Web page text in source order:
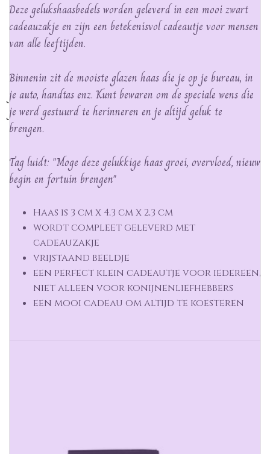
Deze gelukshaasbedels worden geleverd in een mooi zwart
cadeauzakje en zijn een betekenisvol cadeautje voor mensen
van alle leeftijden.
Binnenin zit de mooiste glazen haas die je op je bureau, in
je auto, handtas enz. Kunt bewaren om de speciale wens die
je werd gestuurd te herinneren en je altijd geluk te
brengen.
Tag luidt: "Moge deze gelukkige haas groei, overvloed, nieuw
begin en fortuin brengen"
Haas is 3 cm x 4,3 cm x 2,3 cm
wordt compleet geleverd met
cadeauzakje
vrijstaand beeldje
een perfect klein cadeautje voor iedereen,
niet alleen voor konijnenliefhebbers
een mooi cadeau om altijd te koesteren